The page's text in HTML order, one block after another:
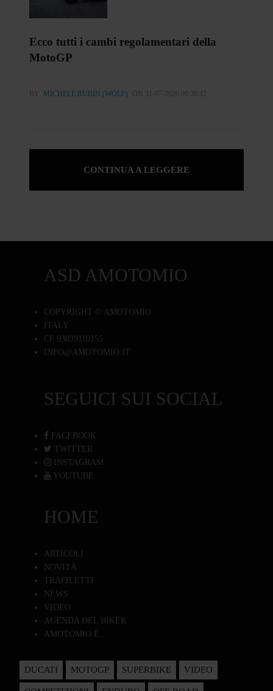
Ecco tutti i cambi regolamentari della
MotoGP
BY MICHELE RUBIN (WOLF) ON 31-07-2026 00:30:42
CONTINUA A LEGGERE
ASD AMOTOMIO
COPYRIGHT © AMOTOMIO
ITALY
CF 93039110155
INFO@AMOTOMIO.IT
SEGUICI SUI SOCIAL
FACEBOOK
TWITTER
INSTAGRAM
YOUTUBE
HOME
ARTICOLI
NOVITÀ
TRAFILETTI
NEWS
VIDEO
AGENDA DEL BIKER
AMOTOMIO È...
DUCATI MOTOGP SUPERBIKE VIDEO